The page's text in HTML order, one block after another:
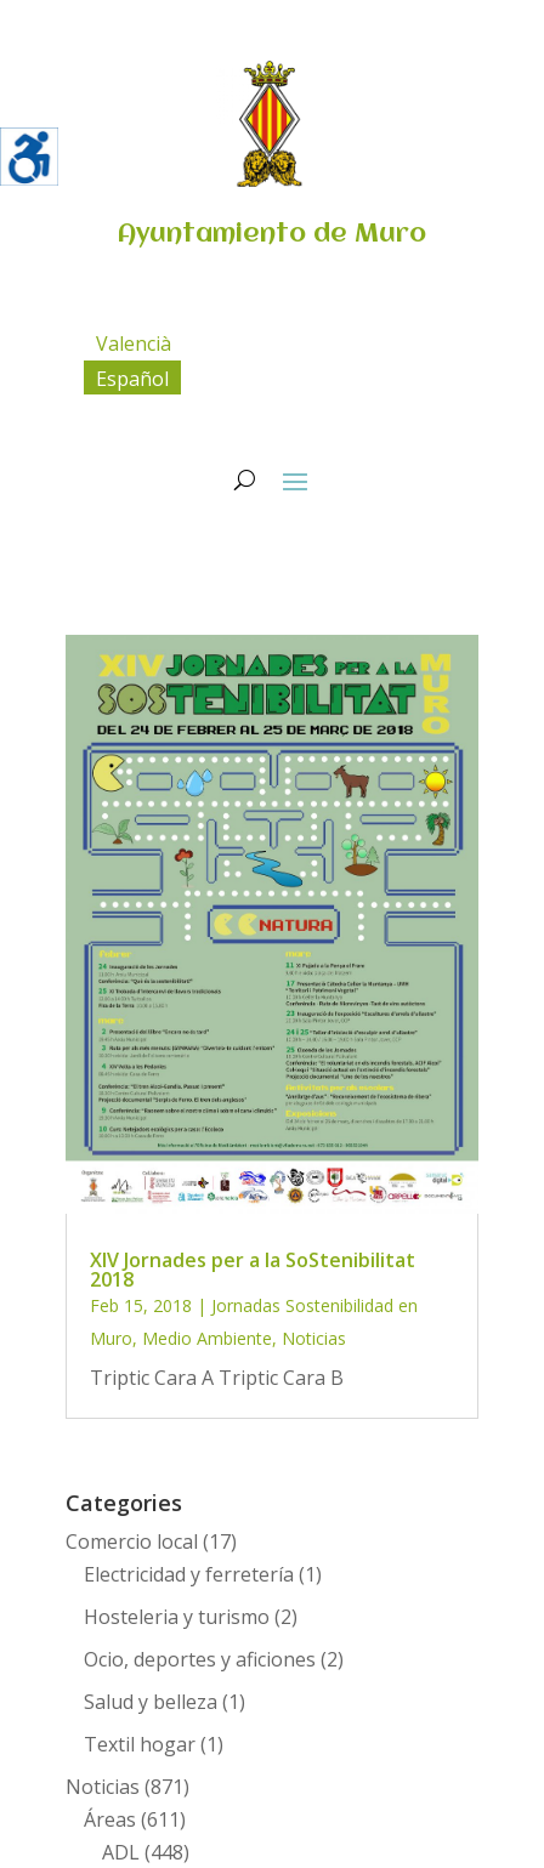
Ayuntamiento de Muro
Valencià
Español
XIV Jornades per a la SoStenibilitat
2018
Feb 15, 2018 | Jornadas Sostenibilidad en
Muro, Medio Ambiente, Noticias
Triptic Cara A Triptic Cara B
Categories
Comercio local (17)
Electricidad y ferretería (1)
Hosteleria y turismo (2)
Ocio, deportes y aficiones (2)
Salud y belleza (1)
Textil hogar(1)
Noticias (871)
Áreas (611)
ADL(448)